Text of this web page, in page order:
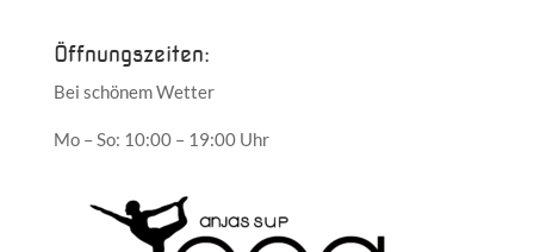
Öffnungszeiten:
Bei schönem Wetter
Mo – So: 10:00 – 19:00 Uhr